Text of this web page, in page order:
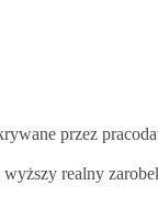
przez
wyższy realny